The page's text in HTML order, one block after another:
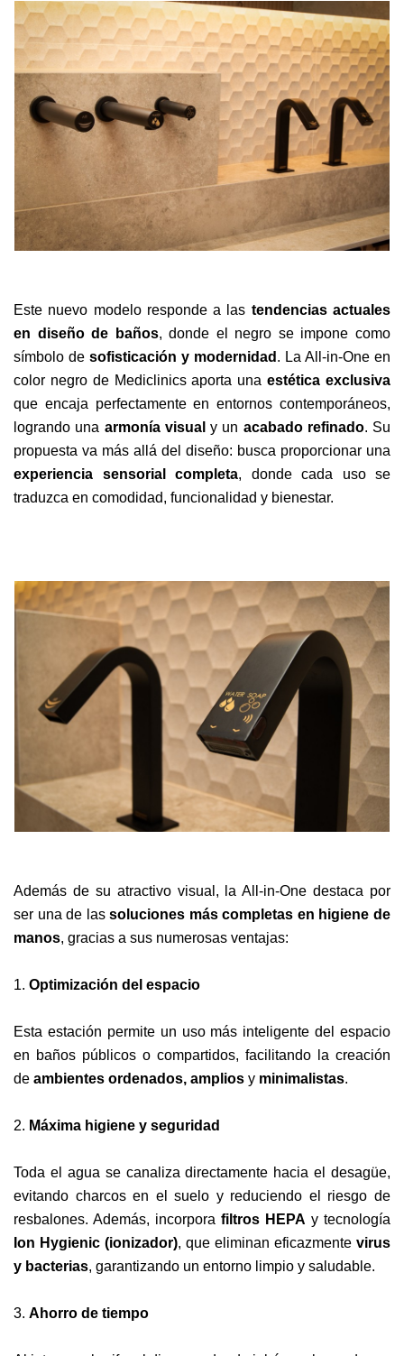
Este nuevo modelo responde a las tendencias actuales
en diseño de baños, donde el negro se impone como
símbolo de sofisticación y modernidad . La All-in-One en
color negro de Mediclinics aporta unaestética exclusiva
que encaja perfectamente en entornos contemporáneos,
logrando una armonía visual y un acabado refinado. Su
propuesta va más allá del diseño: busca proporcionar una
experiencia sensorial completa, donde cada uso se
traduzca en comodidad, funcionalidad y bienestar.
Además de su atractivo visual, la All-in-One destaca por
ser una de lassoluciones más completas en higiene de
manos, gracias a sus numerosas ventajas:
1. Optimización del espacio
Esta estación permite un uso más inteligente del espacio
en baños públicos o compartidos, facilitando la creación
de ambientes ordenados, amplios y minimalistas.
2. Máxima higiene y seguridad
Toda el agua se canaliza directamente hacia el desagüe,
evitando charcos en el suelo y reduciendo el riesgo de
resbalones. Además, incorpora filtros HEPA y tecnología
Ion Hygienic (ionizador), que eliminan eficazmente virus
y bacterias, garantizando un entorno limpio y saludable.
3. Ahorro de tiempo